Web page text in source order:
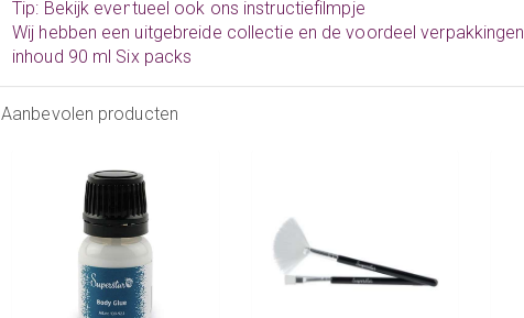
Tip: Bekijk eventueel ook ons instructiefilmpje
Wij hebben een uitgebreide collectie en de voordeel verpakkingen
inhoud 90 ml Six packs
Aanbevolen producten